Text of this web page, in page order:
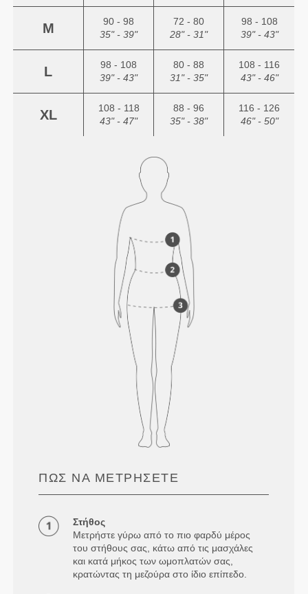
M
90 - 98
35" - 39"
72 - 80
28" - 31"
98 - 108
39" - 43"
L
98 - 108
39" - 43"
80 - 88
31" - 35"
108 - 116
43" - 46"
XL
108 - 118
43" - 47"
88 - 96
35" - 38"
116 - 126
46" - 50"
ΠΏΣ ΝΑ ΜΕΤΡΉΣΕΤΕ
Στήθος
Μετρήστε γύρω από το πιο φαρδύ μέρος
του στήθους σας, κάτω από τις μασχάλες
και κατά μήκος των ωμοπλατών σας,
κρατώντας τη μεζούρα στο ίδιο επίπεδο.